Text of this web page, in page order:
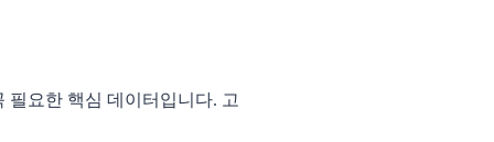
필요한 핵심 데이터입니다. 고